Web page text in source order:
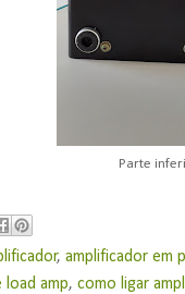
Parte
,amplificador em
load amp,como ligar